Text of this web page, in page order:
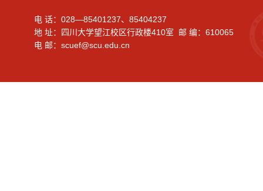
电 话：028—85401237、85404237
地 址：四川大学望江校区行政楼410室 邮 编：610065
电 邮：scuef@scu.edu.cn